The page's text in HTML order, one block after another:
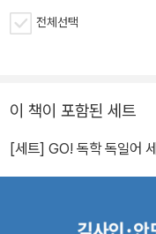
전체선택
이 책이 포함된 세트
[세트] GO! 독학 독일어